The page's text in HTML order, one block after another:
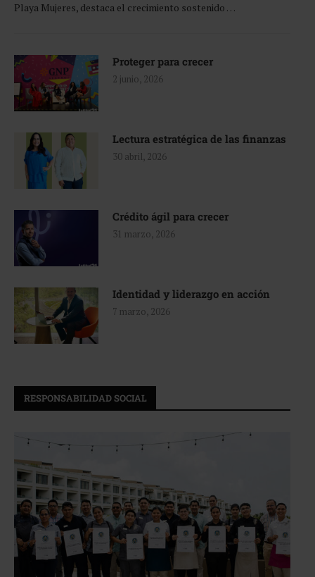
Playa Mujeres, destaca el crecimiento sostenido …
Proteger para crecer
2 junio, 2026
Lectura estratégica de las finanzas
30 abril, 2026
Crédito ágil para crecer
31 marzo, 2026
Identidad y liderazgo en acción
7 marzo, 2026
RESPONSABILIDAD SOCIAL